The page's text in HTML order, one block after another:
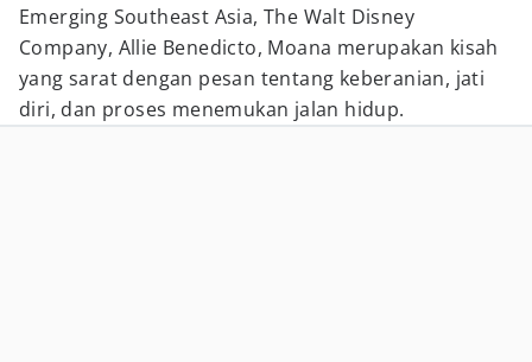
Emerging Southeast Asia, The Walt Disney
Company, Allie Benedicto, Moana merupakan kisah
yang sarat dengan pesan tentang keberanian, jati
diri, dan proses menemukan jalan hidup.